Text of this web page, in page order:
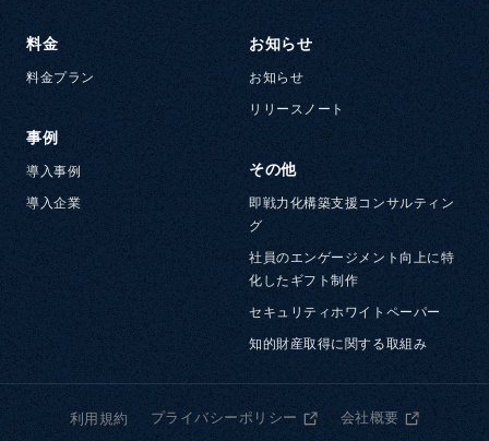
料金
料金プラン
事例
導入事例
導入企業
お知らせ
お知らせ
リリースノート
その他
即戦力化構築支援コンサルティン
グ
社員のエンゲージメント向上に特
化したギフト制作
セキュリティホワイトペーパー
知的財産取得に関する取組み
利用規約 プライバシーポリシー 会社概要